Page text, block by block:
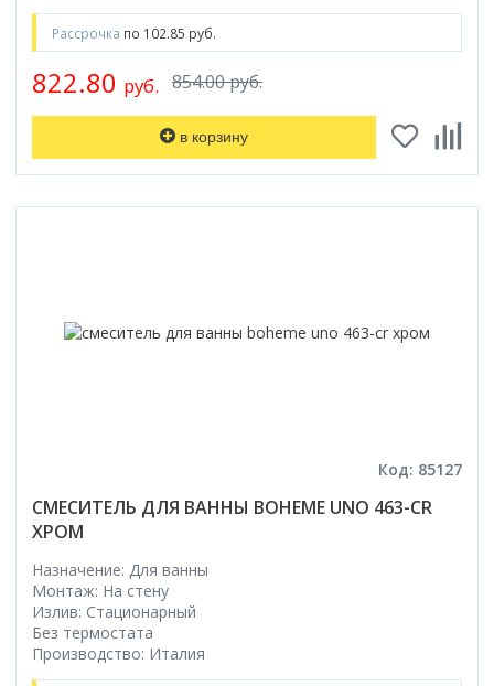
Рассрочка по 102.85 руб.
854.00 руб.
822.80 руб.
в корзину
Код: 85127
СМЕСИТЕЛЬ ДЛЯ ВАННЫ BOHEME UNO 463-CR
ХРОМ
Назначение: Для ванны
Монтаж: На стену
Излив: Стационарный
Без термостата
Производство: Италия